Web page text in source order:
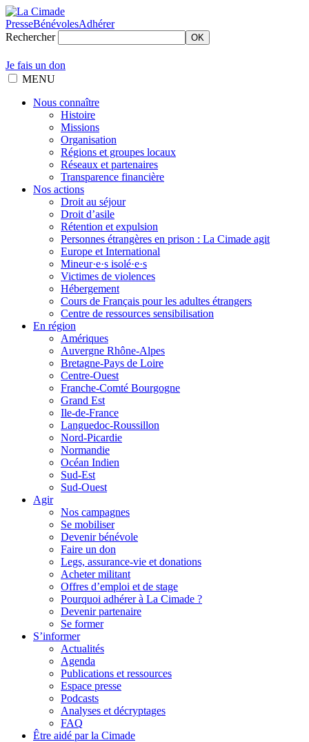
PresseBénévolesAdhérer
Rechercher
OK
Je fais un don
MENU
Nous connaître
Histoire
Missions
Organisation
Régions et groupes locaux
Réseaux et partenaires
Transparence financière
Nos actions
Droit au séjour
Droit d’asile
Rétention et expulsion
Personnes étrangères en prison : La Cimade agit
Europe et International
Mineur·e·s isolé·e·s
Victimes de violences
Hébergement
Cours de Français pour les adultes étrangers
Centre de ressources sensibilisation
En région
Amériques
Auvergne Rhône-Alpes
Bretagne-Pays de Loire
Centre-Ouest
Franche-Comté Bourgogne
Grand Est
Ile-de-France
Languedoc-Roussillon
Nord-Picardie
Normandie
Océan Indien
Sud-Est
Sud-Ouest
Agir
Nos campagnes
Se mobiliser
Devenir bénévole
Faire un don
Legs, assurance-vie et donations
Acheter militant
Offres d’emploi et de stage
Pourquoi adhérer à La Cimade ?
Devenir partenaire
Se former
S’informer
Actualités
Agenda
Publications et ressources
Espace presse
Podcasts
Analyses et décryptages
FAQ
Être aidé par la Cimade